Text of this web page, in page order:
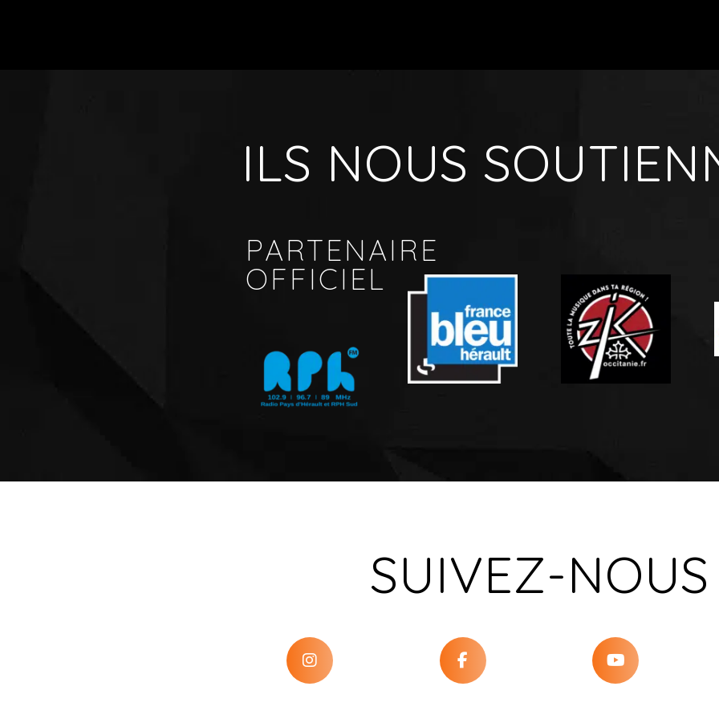
ILS NOUS
PARTENAIRE
OFFICIEL
SUIVEZ-NOUS